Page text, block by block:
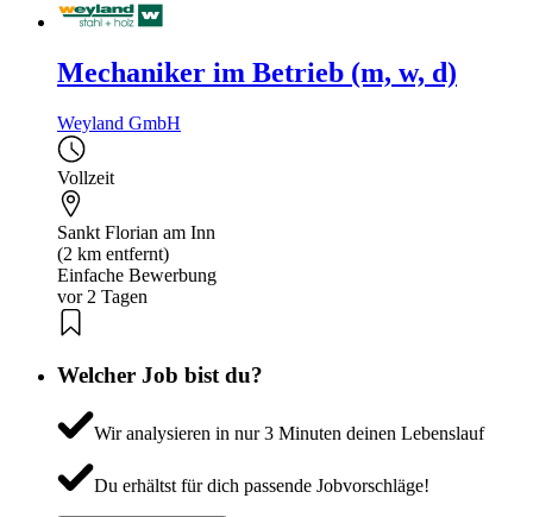
Mechaniker im Betrieb (m, w, d)
Weyland GmbH
Vollzeit
Sankt Florian am Inn
(2 km entfernt)
Einfache Bewerbung
vor 2 Tagen
Welcher Job bist du?
Wir analysieren in nur 3 Minuten deinen Lebenslauf
Du erhältst für dich passende Jobvorschläge!